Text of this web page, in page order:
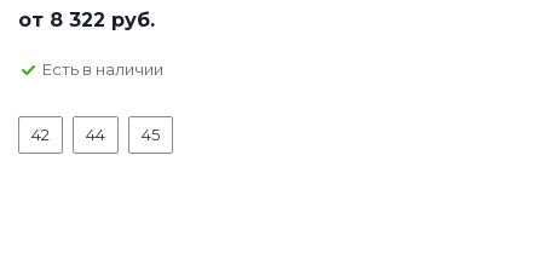
от 8 322 руб.
Есть в наличии
42 44 45